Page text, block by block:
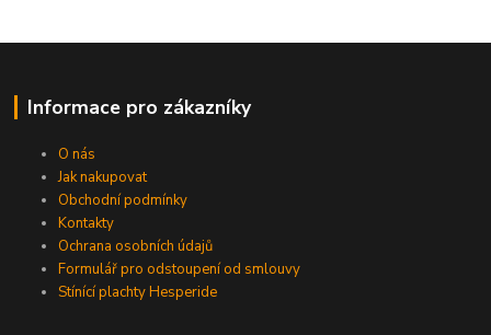
Informace pro zákazníky
O nás
Jak nakupovat
Obchodní podmínky
Kontakty
Ochrana osobních údajů
Formulář pro odstoupení od smlouvy
Stínící plachty Hesperide